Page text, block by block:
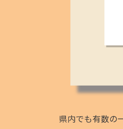
県内でも有数の